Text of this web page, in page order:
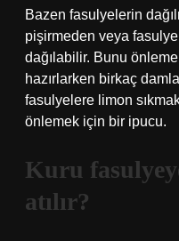
Bazen fasulyelerin
pişirmeden veya
dağılabilir. Bunu
hazırlarken birkaç
fasulyelere limon
önlemek için bir ipucu.
Kuru
atılır?